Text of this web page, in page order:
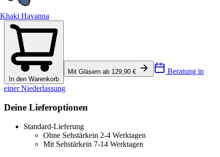
Khaki Havanna
In den Warenkorb
Mit Gläsern ab 129,90 € Beratung in
einer Niederlassung
Deine Lieferoptionen
Standard-Lieferung
Ohne Sehstärkein 2-4 Werktagen
Mit Sehstärkein 7-14 Werktagen